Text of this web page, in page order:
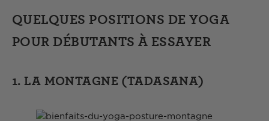
QUELQUES POSITIONS DE YOGA
POUR DÉBUTANTS À ESSAYER
1. LA MONTAGNE (TADASANA)